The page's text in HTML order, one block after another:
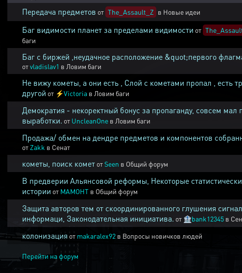
Передача предметов от The_Assault_Z в Новые идеи
Баг видимости планет за пределами видимости от
баги
Баг с биржей ,неудачное расположение &quot;первого
отvladislav1 в Ловим баги
Не вижу кометы, а они есть , Слой с кометами пропал , есть
другой от ⚡Victoria в Ловим баги
Демократия - некоректный бонус за пропаганду, совсем мал
выработки. от UncleanOne в Ловим баги
Продажа/ обмен на дендре предметов и компонентов
от Zakk в Сенат
кометы, поиск комет отSeen в Общий форум
В предверии Альянсовой реформы, Некоторые
истории от MAMOHT в Общий форум
Защита авторов тем от скоординированного глушения
информаци, Законодательная инициатива. от 🏦bank12345 в
колонизация от makaralex92 в Вопросы новичков людей
Перейти на форум